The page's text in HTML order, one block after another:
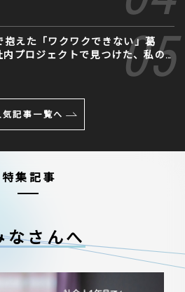
抱えた「ワクワクできない」葛
内プロジェクトで見つけた、私の
気記事一覧へ
特集記事
なさんへ